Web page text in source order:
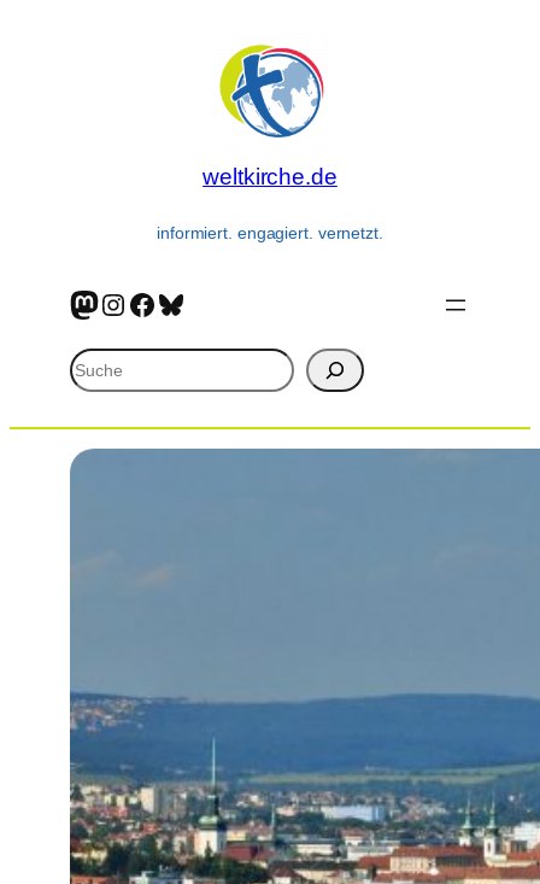
weltkirche.de
informiert. engagiert. vernetzt.
Mastodon
Instagram
Facebook
Bluesky
Suchen